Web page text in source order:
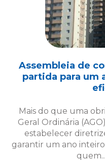
Mais do que uma
Geral Ordinária
garantir um ano